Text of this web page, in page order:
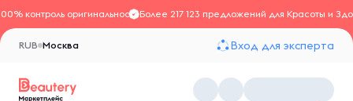
контроль оригинальностиБолее 217 123 предложений для Красоты и
Москва
RUB Вход для эксперта